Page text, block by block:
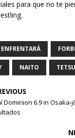
para que no te
ENFRENTARÁ
NAITO
Dominion 6.9 in